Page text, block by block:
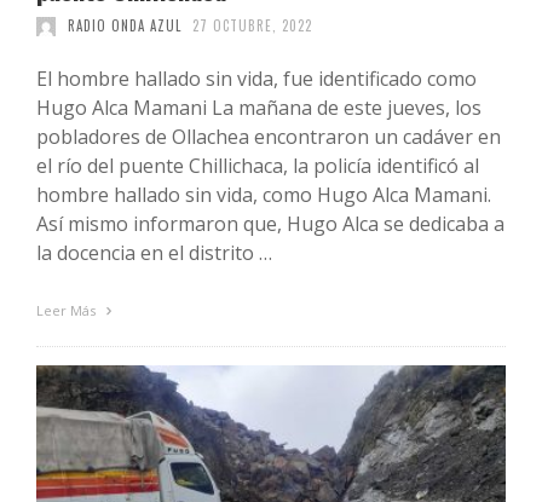
RADIO ONDA AZUL 27 OCTUBRE, 2022
El hombre hallado sin vida, fue identificado como
Hugo Alca Mamani La mañana de este jueves, los
pobladores de Ollachea encontraron un cadáver en
el río del puente Chillichaca, la policía identificó al
hombre hallado sin vida, como Hugo Alca Mamani.
Así mismo informaron que, Hugo Alca se dedicaba a
la docencia en el distrito …
Leer Más